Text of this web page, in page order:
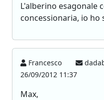
L'alberino esagonale
concessionaria, io
Francesco
26/09/2012 11:37
Max,